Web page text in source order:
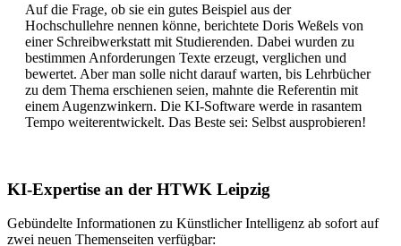
Auf die Frage, ob sie ein gutes Beispiel aus der
Hochschullehre nennen könne, berichtete Doris Weßels von
einer Schreibwerkstatt mit Studierenden. Dabei wurden zu
bestimmen Anforderungen Texte erzeugt, verglichen und
bewertet. Aber man solle nicht darauf warten, bis Lehrbücher
zu dem Thema erschienen seien, mahnte die Referentin mit
einem Augenzwinkern. Die KI-Software werde in rasantem
Tempo weiterentwickelt. Das Beste sei: Selbst ausprobieren!
KI-Expertise an der HTWK Leipzig
Gebündelte Informationen zu Künstlicher Intelligenz ab sofort auf
zwei neuen Themenseiten verfügbar: